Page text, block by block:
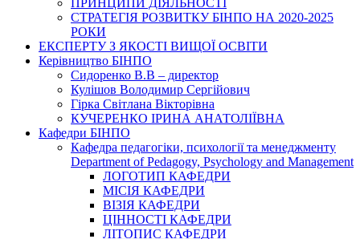
ПРИНЦИПИ ДІЯЛЬНОСТІ
СТРАТЕГІЯ РОЗВИТКУ БІНПО НА 2020-2025
РОКИ
ЕКСПЕРТУ З ЯКОСТІ ВИЩОЇ ОСВІТИ
Керівництво БІНПО
Сидоренко В.В – директор
Кулішов Володимир Сергійович
Гірка Світлана Вікторівна
КУЧЕРЕНКО ІРИНА АНАТОЛІЇВНА
Кафедри БІНПО
Кафедра педагогіки, психології та менеджменту
Department of Pedagogy, Psychology and Management
ЛОГОТИП КАФЕДРИ
МІСІЯ КАФЕДРИ
ВІЗІЯ КАФЕДРИ
ЦІННОСТІ КАФЕДРИ
ЛІТОПИС КАФЕДРИ